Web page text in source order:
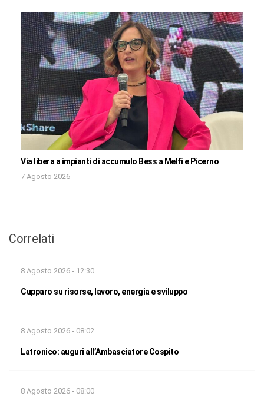
Via libera a impianti di accumulo Bess a Melfi e Picerno
7 Agosto 2026
Correlati
8 Agosto 2026 - 12:30
Cupparo su risorse, lavoro, energia e sviluppo
8 Agosto 2026 - 08:02
Latronico: auguri all’Ambasciatore Cospito
8 Agosto 2026 - 08:00